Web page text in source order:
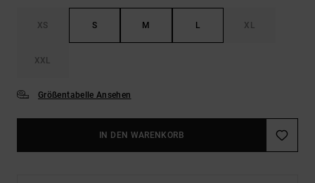
XS S M L XL
XXL
Größentabelle Ansehen
IN DEN WARENKORB